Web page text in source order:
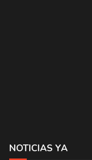
NOTICIAS YA